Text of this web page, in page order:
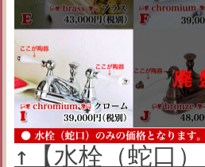
↑【水栓（蛇口